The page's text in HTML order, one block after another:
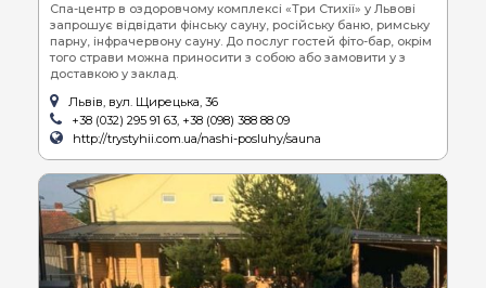
Спа-центр в оздоровчому комплексі «Три Стихії» у Львові
запрошує відвідати фінську сауну, російську баню, римську
парну, інфрачервону сауну. До послуг гостей фіто-бар, окрім
того страви можна приносити з собою або замовити у з
доставкою у заклад.
Львів, вул. Щирецька, 36
+38 (032) 295 91 63, +38 (098) 388 88 09
http://trystyhii.com.ua/nashi-posluhy/sauna